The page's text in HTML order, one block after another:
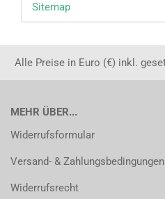
Sitemap
Alle Preise in Euro (€) inkl.
MEHR ÜBER...
Widerrufsformular
Versand- & Zahlungsbedingungen
Widerrufsrecht